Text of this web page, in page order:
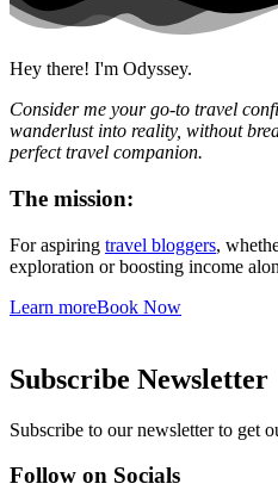
Hey there! I'm Odyssey.
Consider me your go-to travel
wanderlust into reality, without
perfect travel companion.
The mission:
For aspiring travel bloggers,
exploration or boosting income
Learn moreBook Now
Subscribe Newsletter
Subscribe to our newsletter to get
Follow on Socials